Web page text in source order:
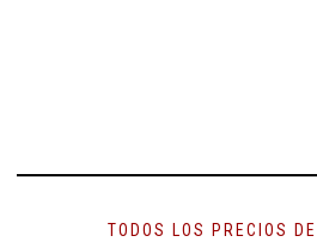
TODOS LOS PRECIOS